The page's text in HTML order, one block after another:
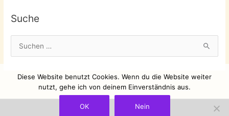
Suche
u
Diese Website benutzt Cookies. Wenn du die Website weiter
nutzt, gehe ich von deinem Einverständnis aus.
OK Nein